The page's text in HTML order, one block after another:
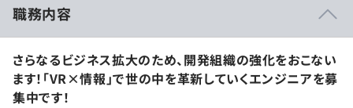
職務内容
さらなるビジネス拡大のため、開発組織の強化をおこない
ます！「VR×情報」で世の中を革新していくエンジニアを募
集中です！